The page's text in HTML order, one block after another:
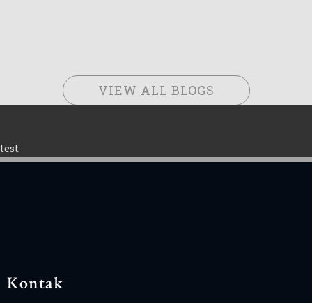
VIEW ALL BLOGS
test
Kontak